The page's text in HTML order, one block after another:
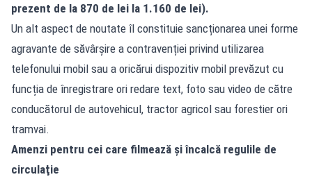
prezent de la 870 de lei la 1.160 de lei).
Un alt aspect de noutate îl constituie sancționarea unei forme
agravante de săvârșire a contravenției privind utilizarea
telefonului mobil sau a oricărui dispozitiv mobil prevăzut cu
funcția de înregistrare ori redare text, foto sau video de către
conducătorul de autovehicul, tractor agricol sau forestier ori
tramvai.
Amenzi pentru cei care filmează şi încalcă regulile de
circulaţie